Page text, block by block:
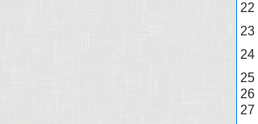
22
23
24
25
26
27